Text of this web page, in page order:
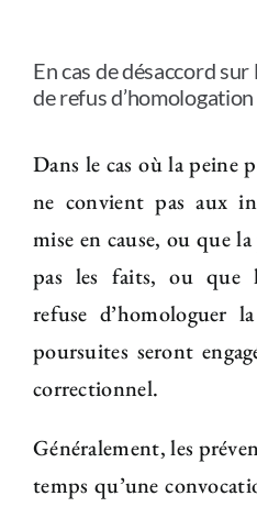
En cas de désaccord
de refus d’homologation
Dans le cas où la peine
ne convient pas aux
mise en cause, ou que
pas les faits, ou que
refuse d’homologuer
poursuites seront
correctionnel.
Généralement, les
temps qu’une